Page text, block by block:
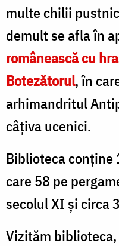
multe chilii
demult se afla în
românească cu
Botezătorul, în
arhimandritul
câţiva ucenici.
Biblioteca conţine
care 58 pe
secolul XI şi circa
Vizităm